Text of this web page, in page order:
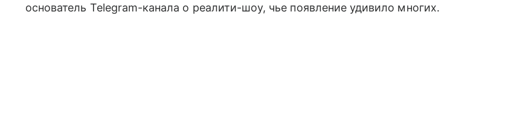
основатель Telegram-канала о реалити-шоу, чье появление удивило многих.